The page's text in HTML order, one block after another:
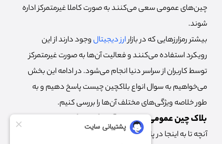
چین‌های عمومی سعی می‌کنند به صورت کاملا غیرمتمرکز اداره
شوند.
بیشتر رمزارزهایی که در بازارارز دیجیتالوجود دارند از این
رویکرد استفاده می‌کنند و فعالیت آن‌ها به صورت غیرمتمرکز
توسط کاربران از سراسر دنیا انجام می‌شود. در ادامه این بخش
می‌خواهیم به سوال انواع بلاکچین چیست پاسخ دهیم و به
طور خلاصه ویژگی‌های مختلف آن‌ها را بررسی کنیم.
بلاک چین عمومی چیست؟ آموزش و مثال‌ها
آنچه تا به اینجا در پاسخ به سوال بلاک چین چیست گفته شد